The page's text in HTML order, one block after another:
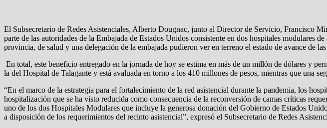
El Subsecretario de Redes Asistenciales, Alberto Dougnac, junto al Director de Servicio, Francisco
parte de las autoridades de la Embajada de Estados Unidos consistente en dos hospitales modulares
provincia, de salud y una delegación de la embajada pudieron ver en terreno el estado de avance de
En total, este beneficio entregado en la jornada de hoy se estima en más de un millón de dólares y
la del Hospital de Talagante y está avaluada en torno a los 410 millones de pesos, mientras que una
“En el marco de la estrategia para el fortalecimiento de la red asistencial durante la pandemia, los
hospitalización que se ha visto reducida como consecuencia de la reconversión de camas críticas
uno de los dos Hospitales Modulares que incluye la generosa donación del Gobierno de Estados
a disposición de los requerimientos del recinto asistencial”, expresó el Subsecretario de Redes